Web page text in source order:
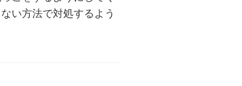
い方法で対処するよう